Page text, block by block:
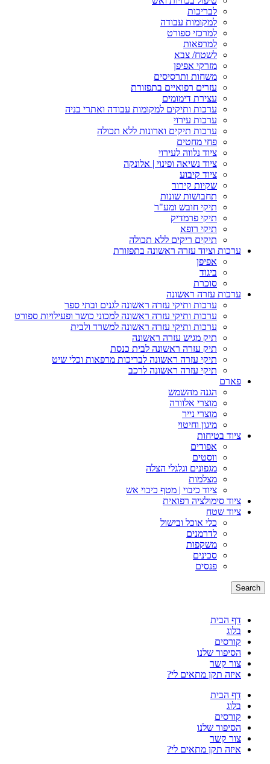
לבריכות
למקומות עבודה
למרכזי ספורט
למרפאות
לשטח/ צבא
מזרקי אפיפן
משחות ותרסיסים
עזרים רפואיים בתפזורת
עצירת דימומים
ערכות ותיקים למקומות עבודה ואתרי בניה
ערכות עירוי
ערכות תיקים וארונות ללא תכולה
פחי מחטים
ציוד נלווה לעירוי
ציוד נשיאה ופינוי | אלונקה
ציוד קיבוע
שקיות קירור
תחבושות שונות
תיקי חובש ומע"ר
תיקי פרמדיק
תיקי רופא
תיקים ריקים ללא תכולה
ערכות וציוד עזרה ראשונה בתפזורת
אפיפן
ביגוד
סוכרת
ערכות עזרה ראשונה
ערכות ותיקי עזרה ראשונה לגנים ובתי ספר
ערכות ותיקי עזרה ראשונה למכוני כושר ופעילויות ספורט
ערכות ותיקי עזרה ראשונה למשרד ולבית
תיק מגיש עזרה ראשונה
תיק עזרה ראשונה לבית כנסת
תיקי עזרה ראשונה לבריכות מרפאות וכלי שיט
תיקי עזרה ראשונה לרכב
פארם
הגנה מהשמש
מוצרי אלוורה
מוצרי נייר
מיגון וחיטוי
ציוד בטיחות
אפודים
ווסטים
מגפונים וגלגלי הצלה
מצלמות
ציוד כיבוי | מטף כיבוי אש
ציוד סימולציה רפואית
ציוד שטח
כלי אוכל ובישול
לדרמנים
משקפות
סכינים
פנסים
Search
דף הבית
בלוג
קורסים
הסיפור שלנו
צור קשר
איזה תקן מתאים לי?
דף הבית
בלוג
קורסים
הסיפור שלנו
צור קשר
איזה תקן מתאים לי?